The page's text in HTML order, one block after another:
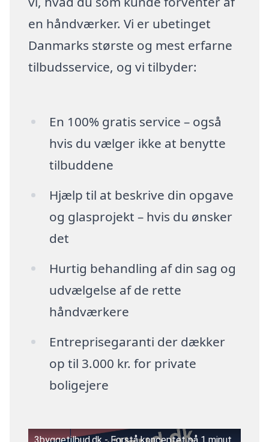
en håndværker. Vi er ubetinget
Danmarks største og mest erfarne
tilbudsservice, og vi tilbyder:
En 100% gratis service – også
hvis du vælger ikke at benytte
tilbuddene
Hjælp til at beskrive din opgave
og glasprojekt – hvis du ønsker
det
Hurtig behandling af din sag og
udvælgelse af de rette
håndværkere
Entreprisegaranti der dækker
op til 3.000 kr. for private
boligejere